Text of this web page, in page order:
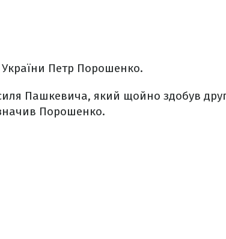
Петр Порошенко.
Пашкевича, який щойно здобув
Порошенко.